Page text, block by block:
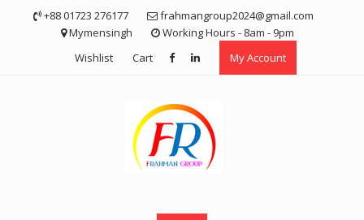
+88 01723 276177
frahmangroup2024@gmail.com
Mymensingh
Working Hours - 8am - 9pm
Wishlist
Cart My Account